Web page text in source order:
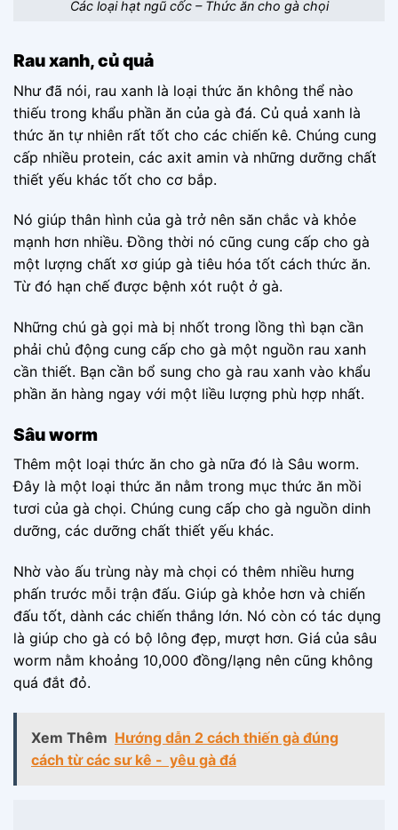
Các loại hạt ngũ cốc – Thức ăn cho gà chọi
Rau xanh, củ quả
Như đã nói, rau xanh là loại thức ăn không thể nào
thiếu trong khẩu phần ăn của gà đá. Củ quả xanh là
thức ăn tự nhiên rất tốt cho các chiến kê. Chúng cung
cấp nhiều protein, các axit amin và những dưỡng chất
thiết yếu khác tốt cho cơ bắp.
Nó giúp thân hình của gà trở nên săn chắc và khỏe
mạnh hơn nhiều.Đồng thời nó cũng cung cấp cho gà
một lượng chất xơ giúp gà tiêu hóa tốt cách thức ăn.
Từ đó hạn chế được bệnh xót ruột ở gà.
Những chú gà gọi mà bị nhốt trong lồng thì bạn cần
phải chủ động cung cấp cho gà một nguồn rau xanh
cần thiết. Bạn cần bổ sung cho gà rau xanh vào khẩu
phần ăn hàng ngay với một liều lượng phù hợp nhất.
Sâu worm
Thêm một loại thức ăn cho gà nữa đó là Sâu worm.
Đây là một loại thức ăn nằm trong mục thức ăn mồi
tươi của gà chọi. Chúng cung cấp cho gà nguồn dinh
dưỡng, các dưỡng chất thiết yếu khác.
Nhờ vào ấu trùng này mà chọi có thêm nhiều hưng
phấn trước mỗi trận đấu. Giúp gà khỏe hơn và chiến
đấu tốt, dành các chiến thắng lớn. Nó còn có tác dụng
là giúp cho gà có bộ lông đẹp, mượt hơn. Giá của sâu
worm nằm khoảng 10,000 đồng/lạng nên cũng không
quá đắt đỏ.
Xem Thêm Hướng dẫn 2 cách thiến gà đúng
cách từ các sư kê - yêu gà đá